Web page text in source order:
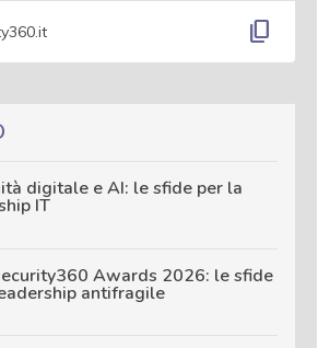
content_copy
digitale e AI: le sfide per la
IT
Awards 2026: le sfide
antifragile